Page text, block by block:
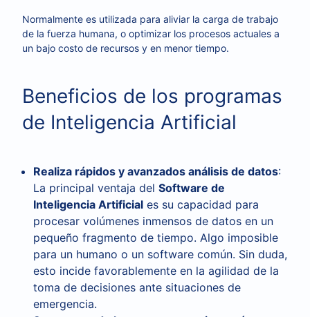
Normalmente es utilizada para aliviar la carga de trabajo
de la fuerza humana, o optimizar los procesos actuales a
un bajo costo de recursos y en menor tiempo.
Beneficios de los programas
de Inteligencia Artificial
Realiza rápidos y avanzados análisis de datos:
La principal ventaja del Software de
Inteligencia Artificial es su capacidad para
procesar volúmenes inmensos de datos en un
pequeño fragmento de tiempo. Algo imposible
para un humano o un software común. Sin duda,
esto incide favorablemente en la agilidad de la
toma de decisiones ante situaciones de
emergencia.